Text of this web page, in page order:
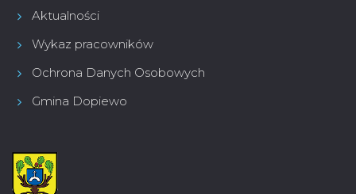
Aktualności
Wykaz pracowników
Ochrona Danych Osobowych
Gmina Dopiewo